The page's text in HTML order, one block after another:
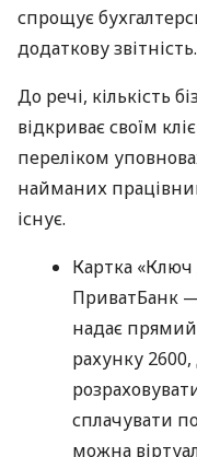
спрощує
додаткову звітність.
До речі, кількість
відкриває своїм
переліком
найманих
існує.
Картка «Ключ
ПриватБанк
надає
рахунку
сплачувати
можна